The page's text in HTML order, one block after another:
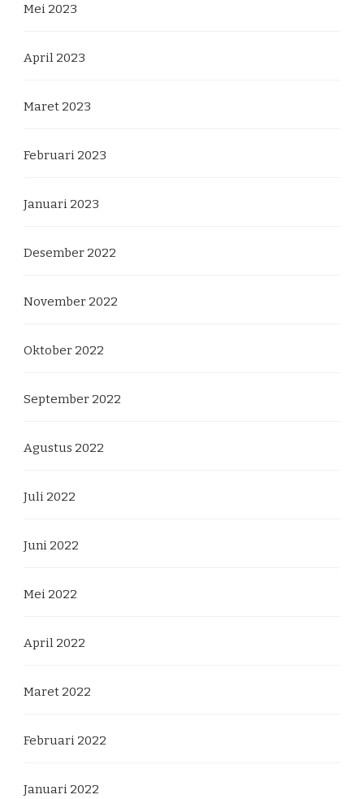
Mei 2023
April 2023
Maret 2023
Februari 2023
Januari 2023
Desember 2022
November 2022
Oktober 2022
September 2022
Agustus 2022
Juli 2022
Juni 2022
Mei 2022
April 2022
Maret 2022
Februari 2022
Januari 2022